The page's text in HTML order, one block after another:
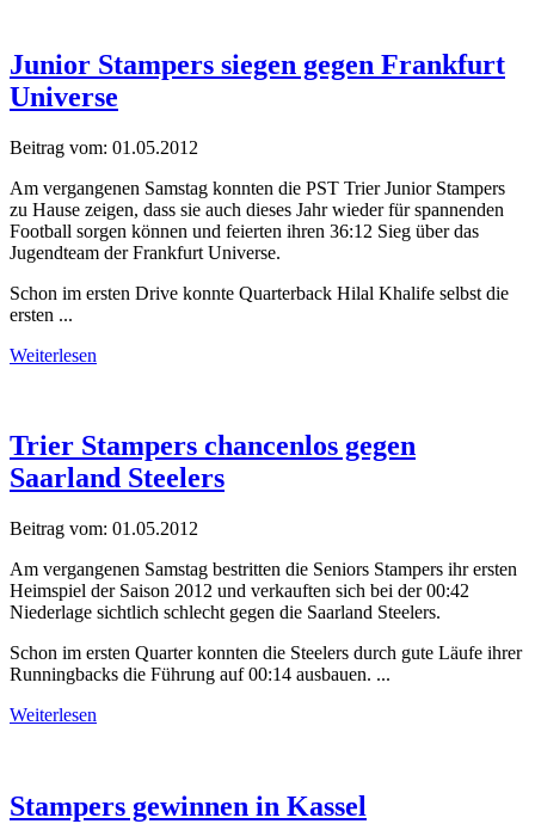
Junior Stampers siegen gegen Frankfurt
Universe
Beitrag vom: 01.05.2012
Am vergangenen Samstag konnten die PST Trier Junior Stampers
zu Hause zeigen, dass sie auch dieses Jahr wieder für spannenden
Football sorgen können und feierten ihren 36:12 Sieg über das
Jugendteam der Frankfurt Universe.
Schon im ersten Drive konnte Quarterback Hilal Khalife selbst die
ersten ...
Weiterlesen
Trier Stampers chancenlos gegen
Saarland Steelers
Beitrag vom: 01.05.2012
Am vergangenen Samstag bestritten die Seniors Stampers ihr ersten
Heimspiel der Saison 2012 und verkauften sich bei der 00:42
Niederlage sichtlich schlecht gegen die Saarland Steelers.
Schon im ersten Quarter konnten die Steelers durch gute Läufe ihrer
Runningbacks die Führung auf 00:14 ausbauen. ...
Weiterlesen
Stampers gewinnen in Kassel